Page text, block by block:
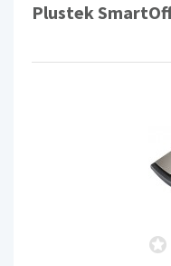
Plustek